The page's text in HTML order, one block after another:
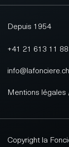
Depuis 1954
+41 21 613 11 88
info@lafonciere.ch
Mentions
Copyright la